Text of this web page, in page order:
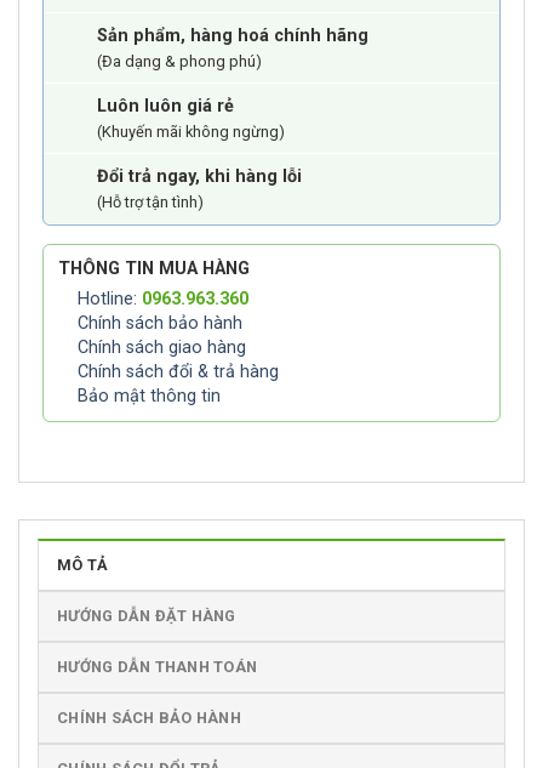
Sản phẩm, hàng hoá chính hãng
(Đa dạng & phong phú)
Luôn luôn giá rẻ
(Khuyến mãi không ngừng)
Đổi trả ngay, khi hàng lỗi
(Hỗ trợ tận tình)
THÔNG TIN MUA HÀNG
Hotline: 0963.963.360
Chính sách bảo hành
Chính sách giao hàng
Chính sách đổi & trả hàng
Bảo mật thông tin
MÔ TẢ
HƯỚNG DẪN ĐẶT HÀNG
HƯỚNG DẪN THANH TOÁN
CHÍNH SÁCH BẢO HÀNH